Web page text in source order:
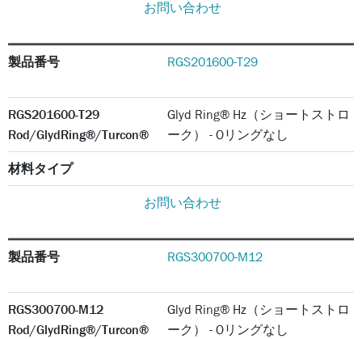
お問い合わせ
製品番号 RGS201600-T29
RGS201600-T29
Rod/GlydRing®/Turcon®
Glyd Ring® Hz（ショートストロ
ーク） - Oリングなし
材料タイプ
お問い合わせ
製品番号 RGS300700-M12
RGS300700-M12
Rod/GlydRing®/Turcon®
Glyd Ring® Hz（ショートストロ
ーク） - Oリングなし